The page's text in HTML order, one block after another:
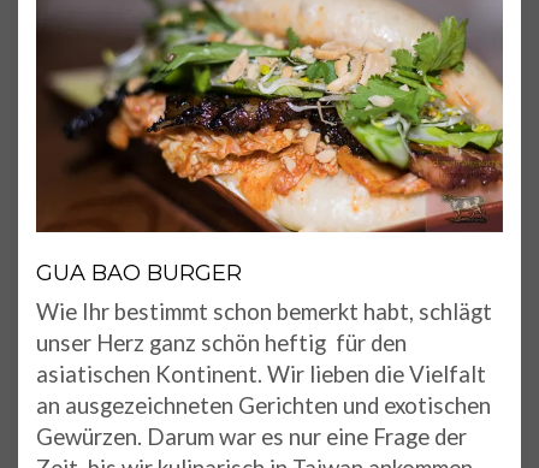
GUA BAO BURGER
Wie Ihr bestimmt schon bemerkt habt, schlägt
unser Herz ganz schön heftig für den
asiatischen Kontinent. Wir lieben die Vielfalt
an ausgezeichneten Gerichten und exotischen
Gewürzen. Darum war es nur eine Frage der